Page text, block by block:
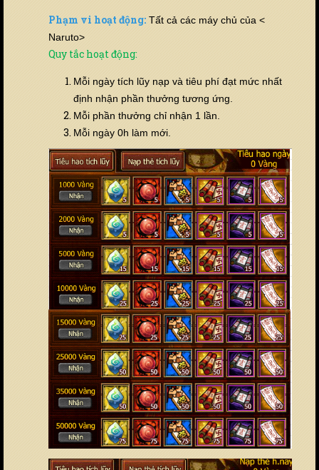
Phạm vi hoạt động: Tất cả các máy chủ của <
Naruto>
Quy tắc hoạt động:
Mỗi ngày tích lũy nạp và tiêu phí đạt mức nhất
định nhận phần thưởng tương ứng.
Mỗi phần thưởng chỉ nhận 1 lần.
Mỗi ngày 0h làm mới.